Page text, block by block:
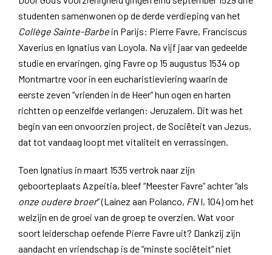
studenten samenwonen op de derde verdieping van het
Collège Sainte-Barbe in Parijs: Pierre Favre, Franciscus
Xaverius en Ignatius van Loyola. Na vijf jaar van gedeelde
studie en ervaringen, ging Favre op 15 augustus 1534 op
Montmartre voor in een eucharistieviering waarin de
eerste zeven “vrienden in de Heer” hun ogen en harten
richtten op eenzelfde verlangen: Jeruzalem. Dit was het
begin van een onvoorzien project, de Sociëteit van Jezus,
dat tot vandaag loopt met vitaliteit en verrassingen.
Toen Ignatius in maart 1535 vertrok naar zijn
geboorteplaats Azpeitia, bleef “Meester Favre” achter “als
onze oudere broer” (Laínez aan Polanco, FNI, 104) om het
welzijn en de groei van de groep te overzien. Wat voor
soort leiderschap oefende Pierre Favre uit? Dankzij zijn
aandacht en vriendschap is de “minste sociëteit” niet